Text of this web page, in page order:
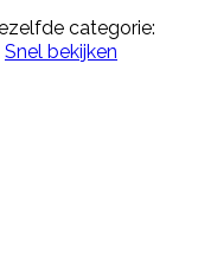
categorie:
Snel bekijken